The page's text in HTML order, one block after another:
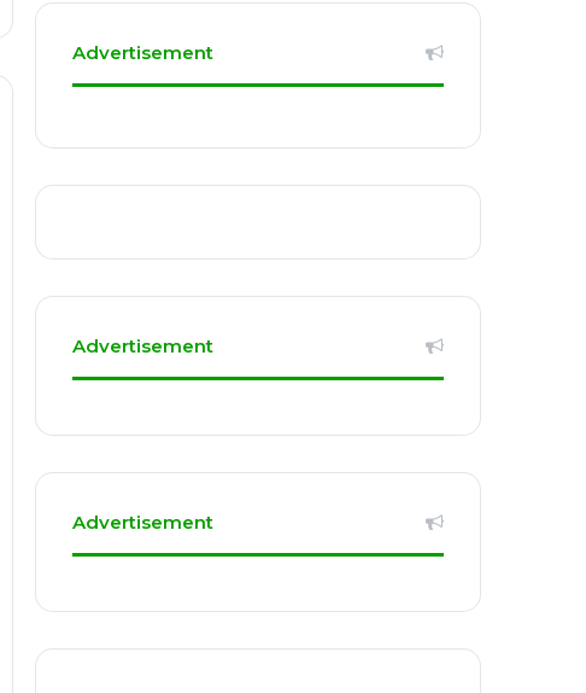
Advertisement
Advertisement
Advertisement